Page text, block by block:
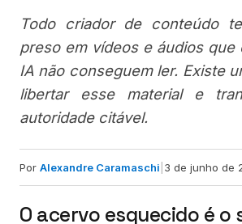
Todo criador de conteúdo
preso em vídeos e áudios que
IA não conseguem ler. Existe
libertar esse material e
autoridade citável.
Por Alexandre Caramaschi 3 de junho de
O acervo esquecido é o